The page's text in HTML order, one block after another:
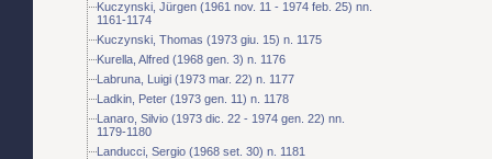
Kuczynski, Jürgen (1961 nov. 11 - 1974 feb. 25) nn.
1161-1174
Kuczynski, Thomas (1973 giu. 15) n. 1175
Kurella, Alfred (1968 gen. 3) n. 1176
Labruna, Luigi (1973 mar. 22) n. 1177
Ladkin, Peter (1973 gen. 11) n. 1178
Lanaro, Silvio (1973 dic. 22 - 1974 gen. 22) nn.
1179-1180
Landucci, Sergio (1968 set. 30) n. 1181